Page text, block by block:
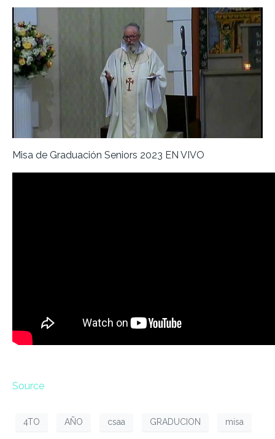
Misa de Graduación Seniors 2023 EN VIVO
Source
4TO AÑO csaa GRADUCION misa